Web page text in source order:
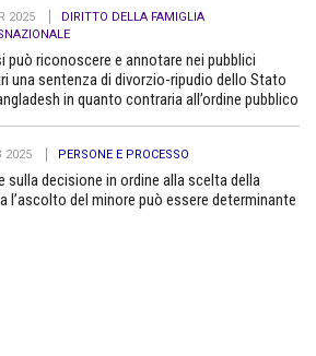
2025
DIRITTO DELLA FAMIGLIA
può riconoscere e annotare nei pubblici
una sentenza di divorzio-ripudio dello Stato
in quanto contraria all’ordine pubblico
2025 PERSONE E PROCESSO
sulla decisione in ordine alla scelta della
l’ascolto del minore può essere determinante